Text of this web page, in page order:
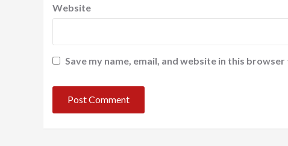
Website
Save my name, email, and website in this